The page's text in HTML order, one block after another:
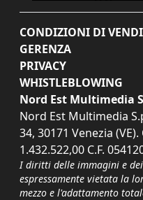
CONDIZIONI DI
GERENZA
PRIVACY
WHISTLEBLOWING
Nord Est Multimedia
Nord Est Multimedia
34, 30171 Venezia
1.432.522,00 C.F.
I diritti delle immagini e
espressamente vietata la
mezzo e l'adattamento